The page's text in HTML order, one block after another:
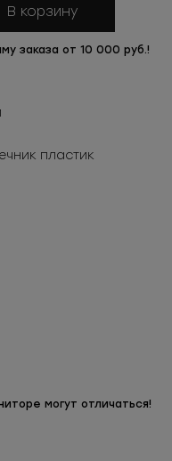
В корзину
заказа от 10 000 руб.!
пластик
могут отличаться!